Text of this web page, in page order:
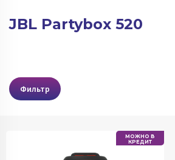
JBL Partybox 520
Фильтр
МОЖНО В
КРЕДИТ